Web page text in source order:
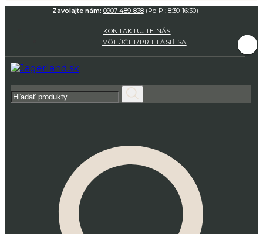
Zavolajte nám: 0907-489-838(Po-Pi: 8:30-16:30)
KONTAKTUJTE NÁS
MÔJ ÚČET/PRIHLÁSIŤ SA
Hľadať: